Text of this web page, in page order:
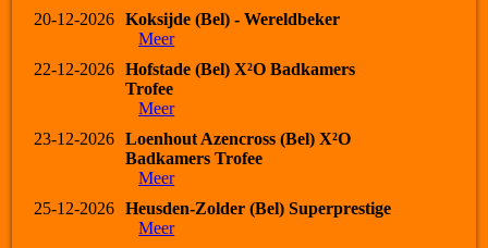
20-12-2026
Koksijde (Bel) - Wereldbeker
Meer
22-12-2026
Hofstade (Bel) X²O Badkamers
Trofee
Meer
23-12-2026
Loenhout Azencross (Bel) X²O
Badkamers Trofee
Meer
25-12-2026
Heusden-Zolder (Bel) Superprestige
Meer